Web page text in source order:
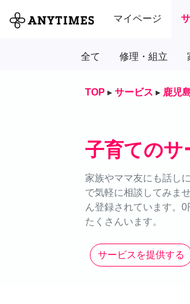
マイページ
全て 修理・組立
TOP ▸ サービス ▸ 鹿児
子育てのサ
家族やママ友にも話し
で気軽に相談してみま
ん登録されています。
たくさんいます。
サービスを提供する